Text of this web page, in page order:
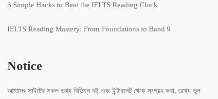
3 Simple Hacks to Beat the IELTS Reading Clock
IELTS Reading Mastery: From Foundations to Band 9
Notice
আমাদের সাইটের সকল তথ্য বিভিন্ন বই এবং ইন্টারনেট থেকে সংগ্রহ করা, তথ্যে ভুল